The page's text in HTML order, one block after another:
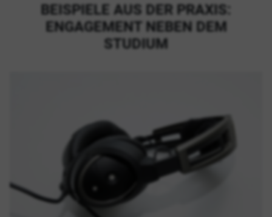
BEISPIELE AUS DER PRAXIS:
ENGAGEMENT NEBEN DEM
STUDIUM